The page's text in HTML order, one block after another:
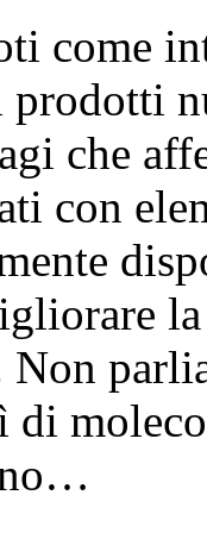
come
prodotti
che
con
la
Non
di